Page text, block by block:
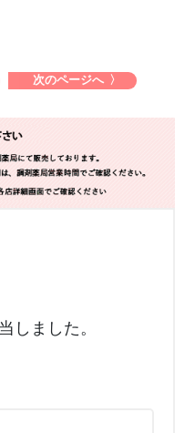
次のページへ 〉
しました。